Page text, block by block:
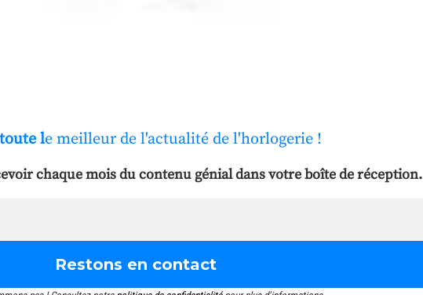
le meilleur de l'actualité de l'horlogerie !
chaque mois du contenu génial dans votre boîte de réception.